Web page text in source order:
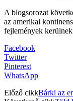
A blogsorozat
az amerikai
fejlemények
Facebook
Twitter
Pinterest
WhatsApp
Előző cikkBárki az